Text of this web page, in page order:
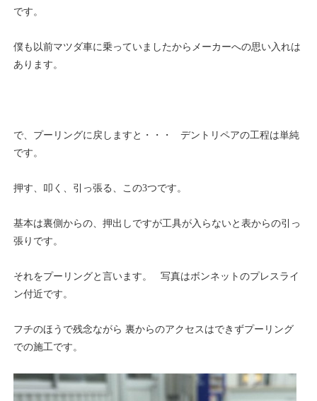
です。
僕も以前マツダ車に乗っていましたからメーカーへの思い入れは
あります。
で、プーリングに戻しますと・・・ デントリペアの工程は単純
です。
押す、叩く、引っ張る、この3つです。
基本は裏側からの、押出しですが工具が入らないと表からの引っ
張りです。
それをプーリングと言います。 写真はボンネットのプレスライ
ン付近です。
フチのほうで残念ながら 裏からのアクセスはできずプーリング
での施工です。